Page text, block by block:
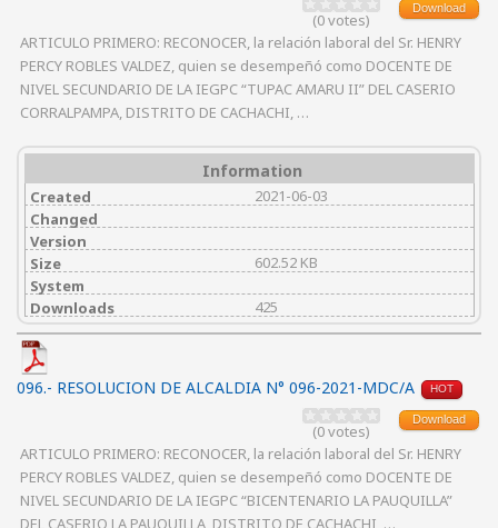
Download
(0 votes)
ARTICULO PRIMERO: RECONOCER, la relación laboral del Sr. HENRY
PERCY ROBLES VALDEZ, quien se desempeñó como DOCENTE DE
NIVEL SECUNDARIO DE LA IEGPC “TUPAC AMARU II” DEL CASERIO
CORRALPAMPA, DISTRITO DE CACHACHI, …
Information
Created
2021-06-03
Changed
Version
Size
602.52 KB
System
Downloads
425
096.- RESOLUCION DE ALCALDIA N° 096-2021-MDC/A HOT
Download
(0 votes)
ARTICULO PRIMERO: RECONOCER, la relación laboral del Sr. HENRY
PERCY ROBLES VALDEZ, quien se desempeñó como DOCENTE DE
NIVEL SECUNDARIO DE LA IEGPC “BICENTENARIO LA PAUQUILLA”
DEL CASERIO LA PAUQUILLA, DISTRITO DE CACHACHI, …